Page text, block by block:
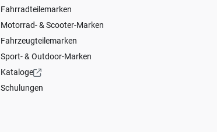
Fahrradteilemarken
Motorrad- & Scooter-Marken
Fahrzeugteilemarken
Sport- & Outdoor-Marken
Kataloge
Schulungen